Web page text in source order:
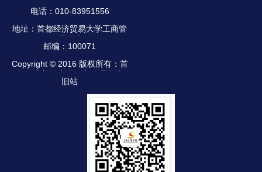
电话：010-83951556
地址：首都经济贸易大学工商管
邮编：100071
Copyright © 2016 版权所有：首
旧站